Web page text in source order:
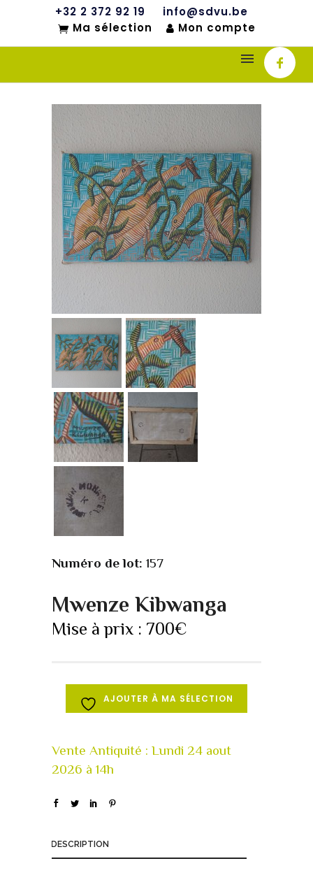
+32 2 372 92 19
info@sdvu.be
Ma sélection
Mon compte
Numéro de lot: 157
Mwenze Kibwanga
Mise à prix : 700€
AJOUTER À MA SÉLECTION
DESCRIPTION